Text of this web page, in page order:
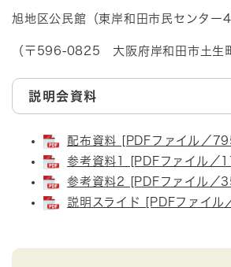
旭地区公民館（東岸和田市民センタ
（〒596-0825 大阪府岸和田市土生
説明会資料
配布資料 [PDFファイル／
参考資料1 [PDFファイル／
参考資料2 [PDFファイル／
説明スライド [PDFファイル